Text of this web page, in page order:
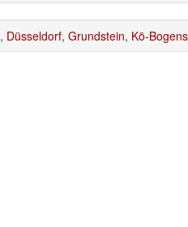
, Düsseldorf, Grundstein, Kö-Bogens